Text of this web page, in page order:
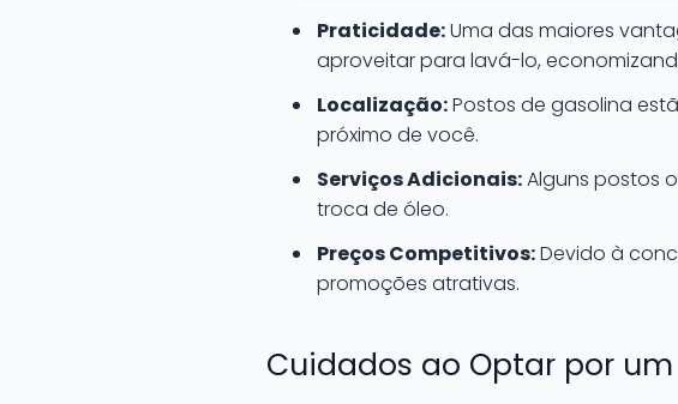
Praticidade:Uma das maiores
aproveitar para lavá-lo,
Localização:Postos de gasolina
próximo de você.
Serviços Adicionais:Alguns postos
troca de óleo.
Preços Competitivos:Devido à
promoções atrativas.
Cuidados ao Optar por